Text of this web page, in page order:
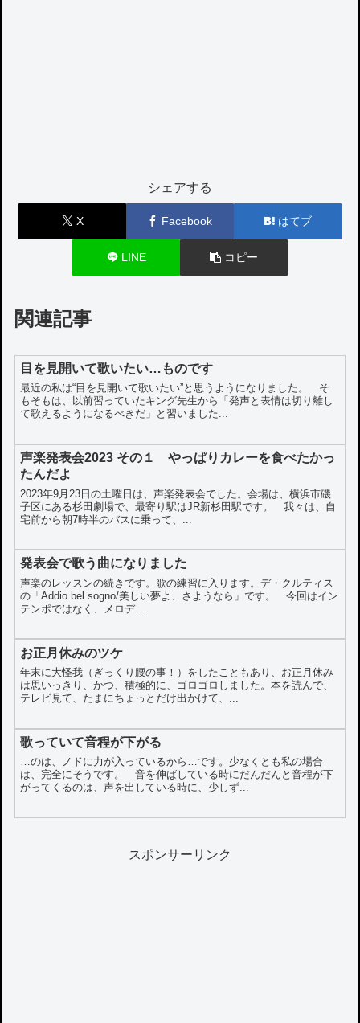
シェアする
X Facebook はてブ
LINE コピー
関連記事
目を見開いて歌いたい…ものです
最近の私は“目を見開いて歌いたい”と思うようになりました。 そ
もそもは、以前習っていたキング先生から「発声と表情は切り離し
て歌えるようになるべきだ」と習いました...
声楽発表会2023 その１ やっぱりカレーを食べたかっ
たんだよ
2023年9月23日の土曜日は、声楽発表会でした。会場は、横浜市磯
子区にある杉田劇場で、最寄り駅はJR新杉田駅です。 我々は、自
宅前から朝7時半のバスに乗って、...
発表会で歌う曲になりました
声楽のレッスンの続きです。歌の練習に入ります。デ・クルティス
の「Addio bel sogno/美しい夢よ、さようなら」です。 今回はイン
テンポではなく、メロデ...
お正月休みのツケ
年末に大怪我（ぎっくり腰の事！）をしたこともあり、お正月休み
は思いっきり、かつ、積極的に、ゴロゴロしました。本を読んで、
テレビ見て、たまにちょっとだけ出かけて、...
歌っていて音程が下がる
…のは、ノドに力が入っているから…です。少なくとも私の場合
は、完全にそうです。 音を伸ばしている時にだんだんと音程が下
がってくるのは、声を出している時に、少しず...
スポンサーリンク